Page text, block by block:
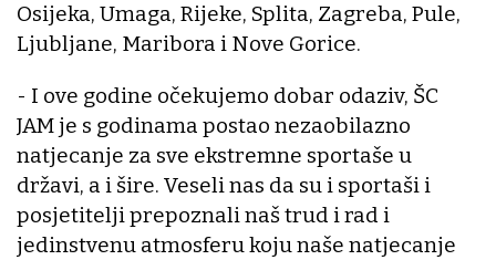
Osijeka, Umaga, Rijeke, Splita, Zagreba, Pule,
Ljubljane, Maribora i Nove Gorice.
- I ove godine očekujemo dobar odaziv, ŠC
JAM je s godinama postao nezaobilazno
natjecanje za sve ekstremne sportaše u
državi, a i šire. Veseli nas da su i sportaši i
posjetitelji prepoznali naš trud i rad i
jedinstvenu atmosferu koju naše natjecanje